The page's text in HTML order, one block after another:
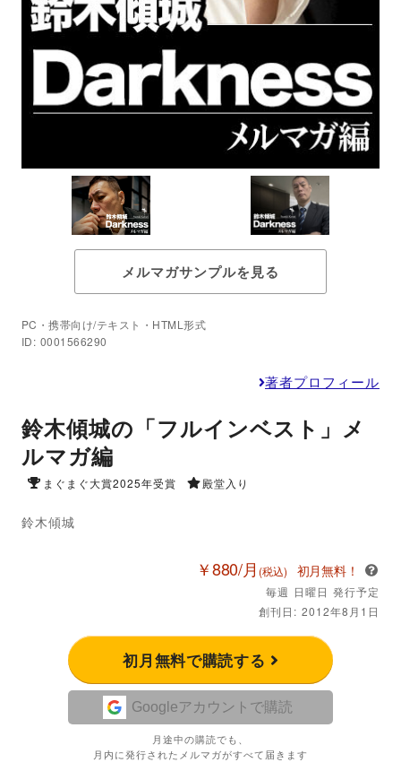
メルマガサンプルを見る
PC・携帯向け/テキスト・HTML形式
ID: 0001566290
著者プロフィール
鈴木傾城の「フルインベスト」メ
ルマガ編
まぐまぐ大賞2025年受賞 殿堂入り
鈴木傾城
￥880/月 (税込) 初月無料！
毎週 日曜日 発行予定
創刊日: 2012年8月1日
初月無料で購読する
Googleアカウントで購読
月途中の購読でも、
月内に発行されたメルマガがすべて届きます